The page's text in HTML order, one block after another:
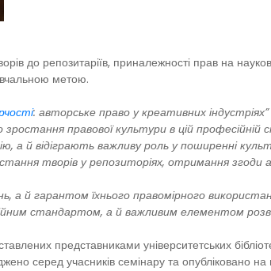
до репозитаріїв, приналежності прав на
метою.
: авторське право у креативних
правової культури в цій професійній
а й відіграють важливу роль у поширенні
творів у репозиторіях, отримання
й гарантом їхнього правомірного
стандартом, а й важливим елементом
представниками університетських
серед учасників семінару та опубліковано